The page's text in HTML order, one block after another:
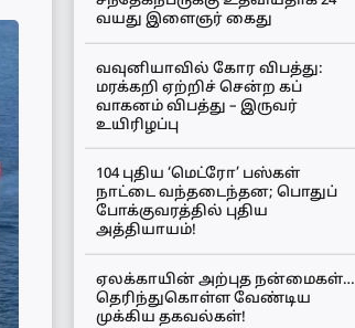
வயது இளைஞர் கைது
வவுனியாவில் கோர விபத்து:
மரக்கறி ஏற்றிச் சென்ற கப்
வாகனம் விபத்து – இருவர்
உயிரிழப்பு
104 புதிய ‘மெட்ரோ’ பஸ்கள்
நாட்டை வந்தடைந்தன; பொதுப்
போக்குவரத்தில் புதிய
அத்தியாயம்!
ஏலக்காயின் அற்புத நன்மைகள்…
தெரிந்துகொள்ள வேண்டிய
முக்கிய தகவல்கள்!